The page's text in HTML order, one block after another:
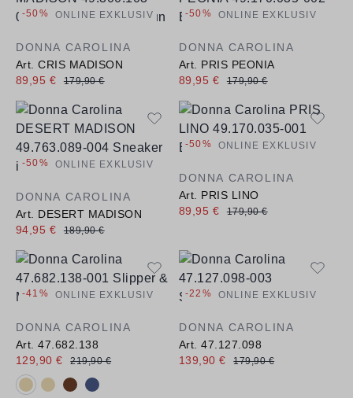
-50% ONLINE EXKLUSIV
DONNA CAROLINA
Art. CRIS MADISON
89,95 €
179,90 €
-50% ONLINE EXKLUSIV
DONNA CAROLINA
Art. PRIS PEONIA
89,95 €
179,90 €
-50% ONLINE EXKLUSIV
DONNA CAROLINA
Art. DESERT MADISON
94,95 €
189,90 €
-50% ONLINE EXKLUSIV
DONNA CAROLINA
Art. PRIS LINO
89,95 €
179,90 €
-41% ONLINE EXKLUSIV
DONNA CAROLINA
Art. 47.682.138
129,90 €
219,90 €
Verfügbare Farbvarianten:
-22% ONLINE EXKLUSIV
DONNA CAROLINA
Art. 47.127.098
139,90 €
179,90 €